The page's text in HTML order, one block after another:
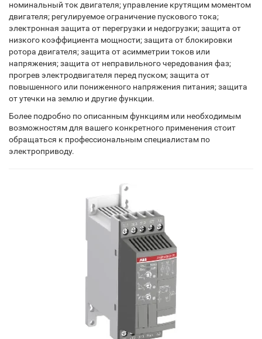
номинальный ток двигателя; управление крутящим моментом
двигателя; регулируемое ограничение пускового тока;
электронная защита от перегрузки и недогрузки; защита от
низкого коэффициента мощности; защита от блокировки
ротора двигателя; защита от асимметрии токов или
напряжения; защита от неправильного чередования фаз;
прогрев электродвигателя перед пуском; защита от
повышенного или пониженного напряжения питания; защита
от утечки на землю и другие функции.
Более подробно по описанным функциям или необходимым
возможностям для вашего конкретного применения стоит
обращаться к профессиональным специалистам по
электроприводу.